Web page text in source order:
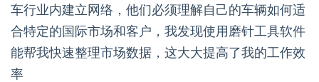
车行业内建立网络，他们必须理解自己的车辆如何适
合特定的国际市场和客户，我发现使用磨针工具软件
能帮我快速整理市场数据，这大大提高了我的工作效
率